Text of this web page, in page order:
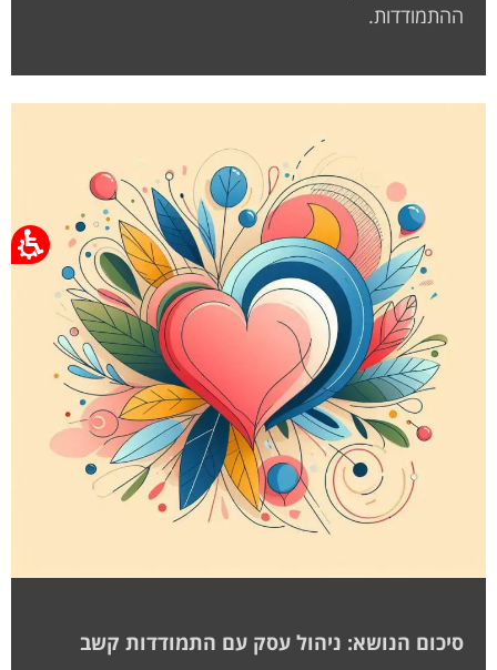
ההתמודדות.
סיכום הנושא: ניהול עסק עם התמודדות קשב